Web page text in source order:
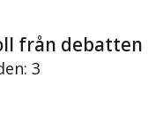
från debatten
3